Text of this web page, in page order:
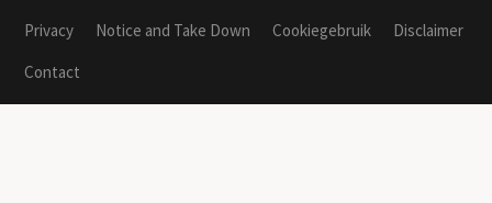
Privacy
Notice and Take Down Cookiegebruik
Disclaimer
Contact